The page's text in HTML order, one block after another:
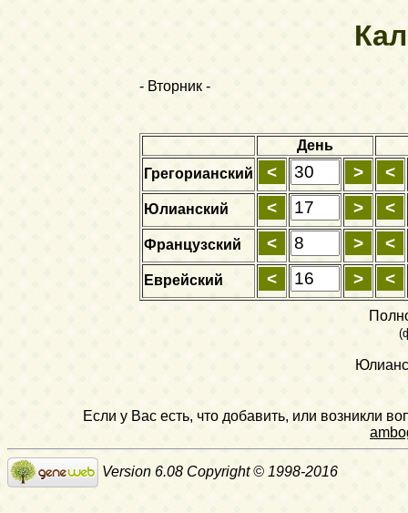
- Вторник -
День
Грегорианский
Юлианский
Французский
Еврейский
Если у Вас есть, что добавить, или возникли
Version 6.08 Copyright © 1998-2016